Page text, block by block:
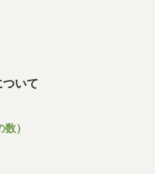
いて
）